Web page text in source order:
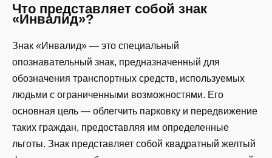
Что представляет собой знак
«Инвалид»?
Знак «Инвалид» — это специальный
опознавательный знак, предназначенный для
обозначения транспортных средств, используемых
людьми с ограниченными возможностями. Его
основная цель — облегчить парковку и передвижение
таких граждан, предоставляя им определенные
льготы. Знак представляет собой квадратный желтый